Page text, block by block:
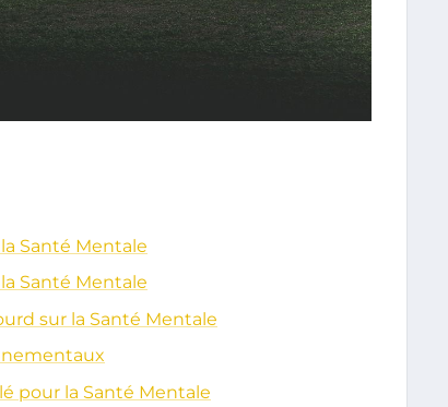
Santé Mentale
Santé Mentale
sur la Santé Mentale
pour la Santé Mentale